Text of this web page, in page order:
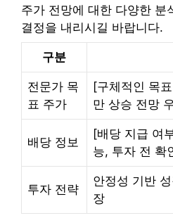
주가 전망에 대한 다양한 분
결정을 내리시길 바랍니다.
구분
전문가 목
표 주가
[구체적인 목
만 상승 전망
배당 정보
[배당 지급 여
능, 투자 전 확
투자 전략
안정성 기반
장